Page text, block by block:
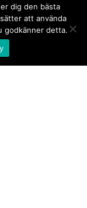
dig den bästa
att använda
godkänner detta.